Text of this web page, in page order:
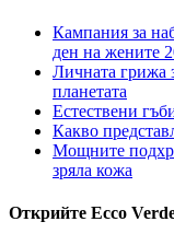
Кампания за
ден на жените
Личната грижа
планетата
Естествени
Какво
Мощните
зряла кожа
Открийте Ecco